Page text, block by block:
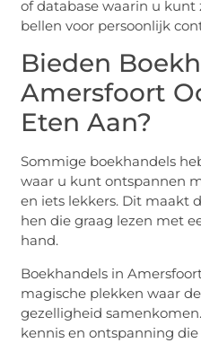
of database waarin u
bellen voor persoonlijk
Bieden
Amersfoort
Eten Aan?
Sommige boekhandels
waar u kunt ontspannen
en iets lekkers. Dit maakt
hen die graag lezen met
hand.
Boekhandels in
magische plekken waar
gezelligheid
kennis en ontspanning